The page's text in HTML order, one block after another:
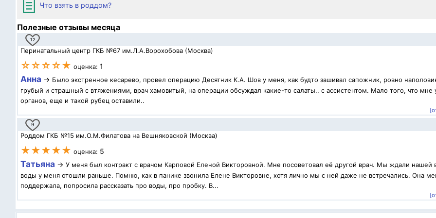
Что взять в роддом?
Полезные отзывы месяца
12
Перинатальный центр ГКБ №67 им.Л.А.Ворохобова (Москва)
☆☆☆☆★ оценка: 1
Анна → Было экстренное кесарево, провел операцию Десятник К.А. Шов у меня, как будто зашивал сапожник, ровно
грубый и страшный с втяжениями, врач хамовитый, на операции обсуждал какие-то салаты.. с ассистентом. Мало того, что мне
органов, еще и такой рубец оставили..
9
Роддом ГКБ №15 им.О.М.Филатова на Вешняковской (Москва)
★★★★★ оценка: 5
Татьяна → У меня был контракт с врачом Карповой Еленой Викторовной. Мне посоветовал её другой врач. Мы ждали нашей
воды у меня отошли раньше. Помню, как в панике звонила Елене Викторовне, хотя лично мы с ней даже не встречались. Она
поддержала, попросила рассказать про воды, про пробку. В...